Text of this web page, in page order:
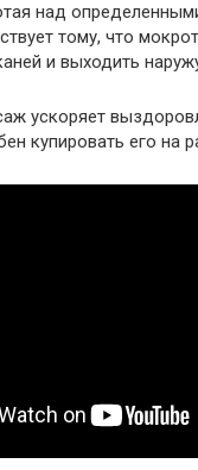
над
тому, что
и выходить
ускоряет
купировать его на